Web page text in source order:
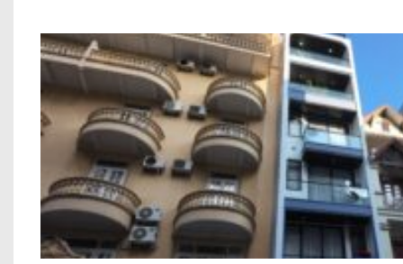
Công trình xây dựng nhà ở 6 tầng